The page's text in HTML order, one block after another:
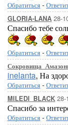
Обратиться -
GLORIA-LANA 28-
Спасибо тебе
Обратиться -
inelanta, На
Обратиться -
MILEDI_BLACK 28-
Спасибо за
Обратиться -